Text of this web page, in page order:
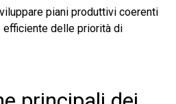
piani produttivi coerenti
efficiente delle priorità di